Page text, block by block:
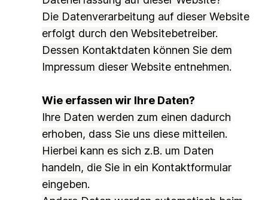
Die Datenverarbeitung auf dieser Website
erfolgt durch den Websitebetreiber.
Dessen Kontaktdaten können Sie dem
Impressum dieser Website entnehmen.
Wie erfassen wir Ihre Daten?
Ihre Daten werden zum einen dadurch
erhoben, dass Sie uns diese mitteilen.
Hierbei kann es sich z.B. um Daten
handeln, die Sie in ein Kontaktformular
eingeben.